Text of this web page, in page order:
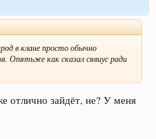
в клане просто обычно
Опятьже как сказал сявиус ради
отлично зайдёт, не? У меня